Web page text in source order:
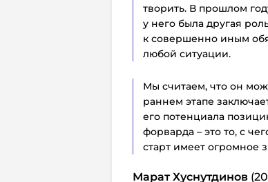
творить. В прошлом
у него была другая
к совершенно иным
любой ситуации.
Мы считаем, что он
раннем этапе
его потенциала
форварда – это то, с
старт имеет огромное
Марат Хуснутдинов